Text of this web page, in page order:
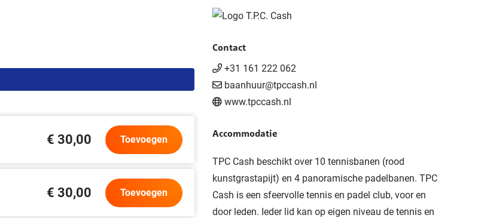
€ 30,00 Toevoegen
€ 30,00 Toevoegen
Contact
+31 161 222 062
baanhuur@tpccash.nl
www.tpccash.nl
Accommodatie
TPC Cash beschikt over 10 tennisbanen (rood
kunstgrastapijt) en 4 panoramische padelbanen. TPC
Cash is een sfeervolle tennis en padel club, voor en
door leden. Ieder lid kan op eigen niveau de tennis en